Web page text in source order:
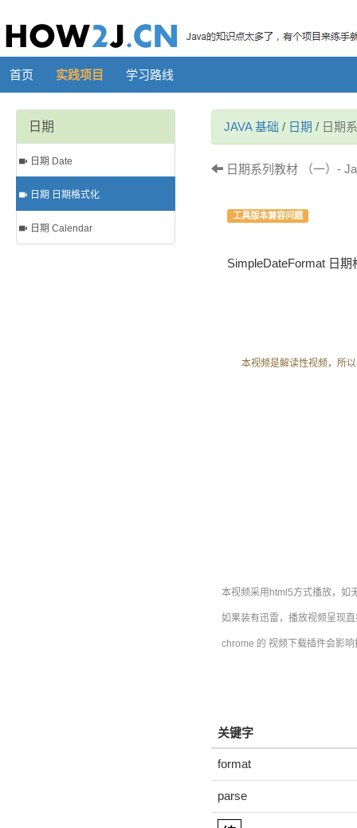
首页 实践项目 学习路线
日期
日期 Date
日期 日期格式化
日期 Calendar
JAVA 基础 / 日期 / 日期
日期系列教材 （一）-
工具版本兼容问题
SimpleDateFormat 日期
本视频是解读性视频，所
本视频采用html5方式播放，如
如果装有迅雷，播放视频呈现
chrome 的 视频下载插件会影
关键字
format
parse